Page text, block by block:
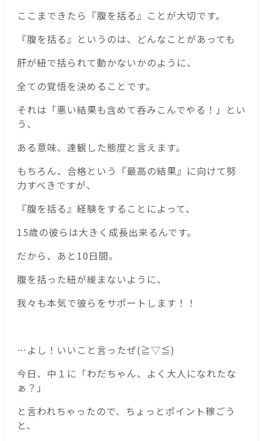
ここまできたら『腹を括る』ことが大切です。
『腹を括る』というのは、どんなことがあっても
肝が紐で括られて動かないかのように、
全ての覚悟を決めることです。
それは「悪い結果も含めて呑みこんでやる！」とい
う、
ある意味、達観した態度と言えます。
もちろん、合格という『最高の結果』に向けて努
力すべきですが、
『腹を括る』経験をすることによって、
15歳の彼らは大きく成長出来るんです。
だから、あと10日間。
腹を括った紐が緩まないように、
我々も本気で彼らをサポートします！！
…よし！いいこと言ったぜ(≧▽≦)
今日、中１に「わだちゃん、よく大人になれたな
ぁ？」
と言われちゃったので、ちょっとポイント稼ごう
と、